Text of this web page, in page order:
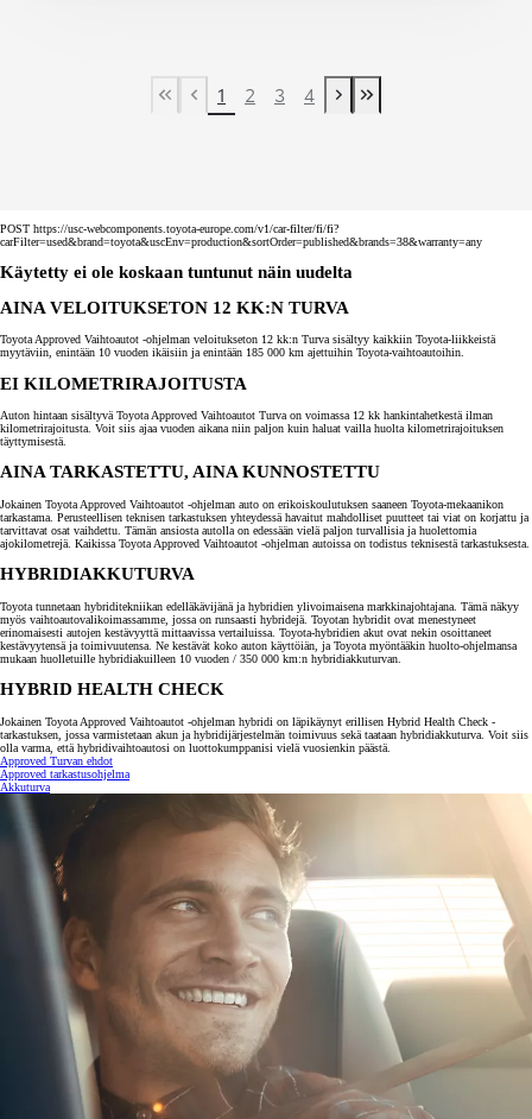
First Page
Previous page
1 2 3 4
Next page
Last Page
POST https://usc-webcomponents.toyota-europe.com/v1/car-filter/fi/fi?
carFilter=used&brand=toyota&uscEnv=production&sortOrder=published&brands=38&warranty=any
Käytetty ei ole koskaan tuntunut näin uudelta
AINA VELOITUKSETON 12 KK:N TURVA
Toyota Approved Vaihtoautot -ohjelman veloitukseton 12 kk:n Turva sisältyy kaikkiin Toyota-liikkeistä
myytäviin, enintään 10 vuoden ikäisiin ja enintään 185 000 km ajettuihin Toyota-vaihtoautoihin.
EI KILOMETRIRAJOITUSTA
Auton hintaan sisältyvä Toyota Approved Vaihtoautot Turva on voimassa 12 kk hankintahetkestä ilman
kilometrirajoitusta. Voit siis ajaa vuoden aikana niin paljon kuin haluat vailla huolta kilometrirajoituksen
täyttymisestä.
AINA TARKASTETTU, AINA KUNNOSTETTU
Jokainen Toyota Approved Vaihtoautot -ohjelman auto on erikoiskoulutuksen saaneen Toyota-mekaanikon
tarkastama. Perusteellisen teknisen tarkastuksen yhteydessä havaitut mahdolliset puutteet tai viat on korjattu ja
tarvittavat osat vaihdettu. Tämän ansiosta autolla on edessään vielä paljon turvallisia ja huolettomia
ajokilometrejä. Kaikissa Toyota Approved Vaihtoautot -ohjelman autoissa on todistus teknisestä tarkastuksesta.
HYBRIDIAKKUTURVA
Toyota tunnetaan hybriditekniikan edelläkävijänä ja hybridien ylivoimaisena markkinajohtajana. Tämä näkyy
myös vaihtoautovalikoimassamme, jossa on runsaasti hybridejä. Toyotan hybridit ovat menestyneet
erinomaisesti autojen kestävyyttä mittaavissa vertailuissa. Toyota-hybridien akut ovat nekin osoittaneet
kestävyytensä ja toimivuutensa. Ne kestävät koko auton käyttöiän, ja Toyota myöntääkin huolto-ohjelmansa
mukaan huolletuille hybridiakuilleen 10 vuoden / 350 000 km:n hybridiakkuturvan.
HYBRID HEALTH CHECK
Jokainen Toyota Approved Vaihtoautot -ohjelman hybridi on läpikäynyt erillisen Hybrid Health Check -
tarkastuksen, jossa varmistetaan akun ja hybridijärjestelmän toimivuus sekä taataan hybridiakkuturva. Voit siis
olla varma, että hybridivaihtoautosi on luottokumppanisi vielä vuosienkin päästä.
Approved Turvan ehdot
Approved tarkastusohjelma
Akkuturva